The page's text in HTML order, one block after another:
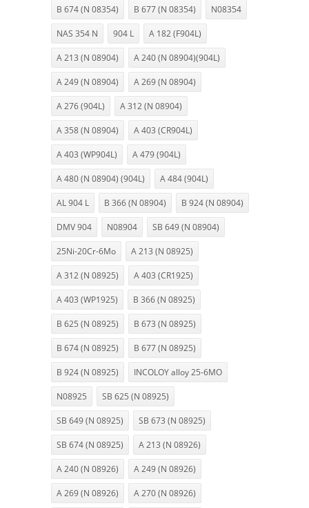
B 674 (N 08354) B 677 (N 08354) N08354
NAS 354 N 904 L A 182 (F904L)
A 213 (N 08904) A 240 (N 08904)(904L)
A 249 (N 08904) A 269 (N 08904)
A 276 (904L) A 312 (N 08904)
A 358 (N 08904) A 403 (CR904L)
A 403 (WP904L) A 479 (904L)
A 480 (N 08904) (904L) A 484 (904L)
AL 904 L B 366 (N 08904) B 924 (N 08904)
DMV 904 N08904 SB 649 (N 08904)
25Ni-20Cr-6Mo A 213 (N 08925)
A 312 (N 08925) A 403 (CR1925)
A 403 (WP1925) B 366 (N 08925)
B 625 (N 08925) B 673 (N 08925)
B 674 (N 08925) B 677 (N 08925)
B 924 (N 08925) INCOLOY alloy 25-6MO
N08925 SB 625 (N 08925)
SB 649 (N 08925) SB 673 (N 08925)
SB 674 (N 08925) A 213 (N 08926)
A 240 (N 08926) A 249 (N 08926)
A 269 (N 08926) A 270 (N 08926)